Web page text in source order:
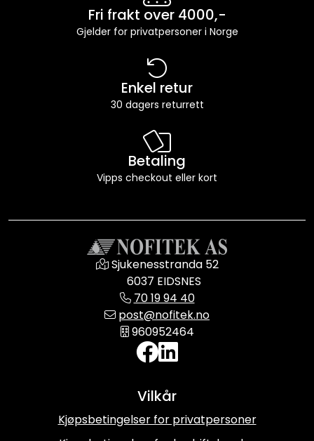
Fri frakt over 4000,-
Gjelder for privatpersoner i Norge
Enkel retur
30 dagers returrett
Betaling
Vipps checkout eller kort
Sjukenesstranda 52
6037 EIDSNES
70 19 94 40
post@nofitek.no
960952464
Vilkår
Kjøpsbetingelser for privatpersoner